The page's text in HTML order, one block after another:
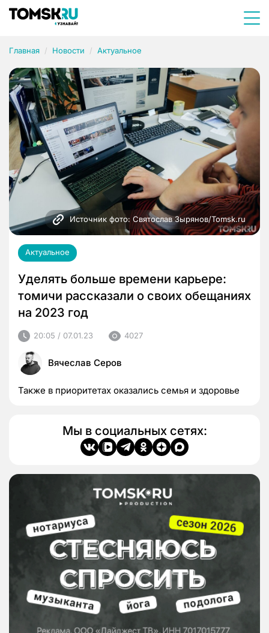
Главная Новости Актуальное
Источник фото: Святослав Зырянов/Tomsk.ru
Актуальное
Уделять больше времени карьере:
томичи рассказали о своих обещаниях
на 2023 год
20:05 / 07.01.23 4027
Вячеслав Серов
Также в приоритетах оказались семья и здоровье
Мы в социальных сетях: